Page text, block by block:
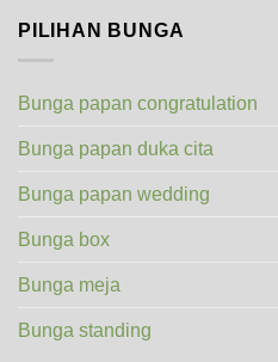
PILIHAN BUNGA
Bunga papan congratulation
Bunga papan duka cita
Bunga papan wedding
Bunga box
Bunga meja
Bunga standing